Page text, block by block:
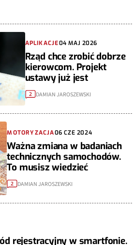
APLIKACJE04 MAJ 2026
Rząd chce zrobić dobrze
kierowcom. Projekt
ustawy już jest
2 DAMIAN JAROSZEWSKI
MOTORYZACJA06 CZE 2024
Ważna zmiana w badaniach
technicznych samochodów.
To musisz wiedzieć
2 DAMIAN JAROSZEWSKI
rejestracyjny w smartfonie.